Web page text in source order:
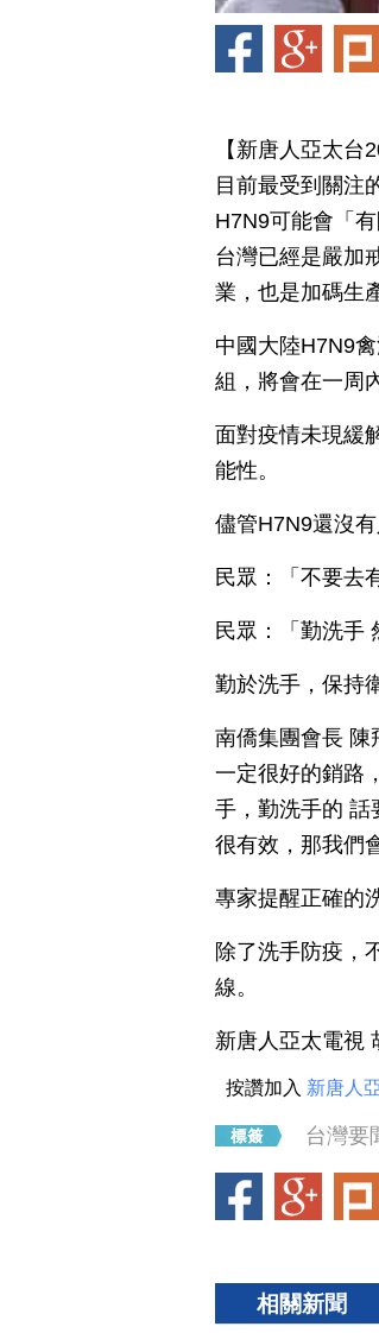
【新唐人亞太
目前最受到關注
H7N9可能會「
台灣已經是嚴加
業，也是加碼生
中國大陸H7N9
組，將會在一周
面對疫情未現緩
能性。
儘管H7N9還沒
民眾：「不要去
民眾：「勤洗手
勤於洗手，保持
南僑集團會長 陳
一定很好的銷路
手，勤洗手的 話
很有效，那我們
專家提醒正確的
除了洗手防疫，
線。
新唐人亞太電視
按讚加入 新唐人
台灣要
相關新聞